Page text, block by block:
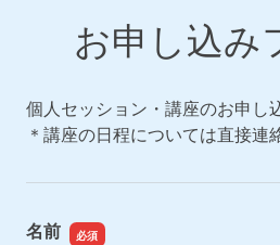
お申し込み
個人セッション・講座のお申し
＊講座の日程については直接連
名前